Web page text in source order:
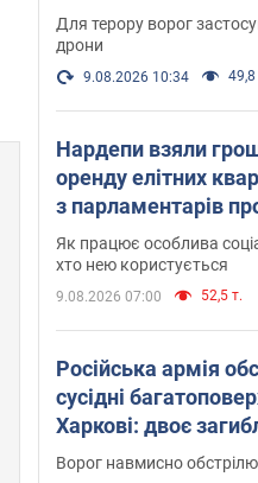
Фото та відео
Для терору ворог
дрони
9.08.2026 10:34 49,8
Нардепи взяли
оренду елітних
з парламентарів
де поселився
Як працює особлива
хто нею користується
9.08.2026 07:00 52,5 т.
Російська армія
сусідні
Харкові: двоє
постраждалих
Ворог навмисно